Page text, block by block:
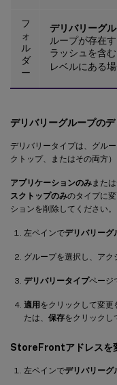
フ
ォ
ル
ダ
ー
デリバリーグ
ループが存在
ラッシュを含
レベルにある
デリバリーグループの
デリバリータイプは、グル
クトップ、またはその両方）
アプリケーションのみまたは
スクトップのみのタイプに
ションを削除してください。
左ペインでデリバリーグ
グループを選択し、アク
デリバリータイプページ
適用をクリックして変更
たは、 保存をクリックし
StoreFrontアドレスを
左ペインでデリバリーグ